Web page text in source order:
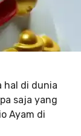
hal di dunia
saja yang
Ayam di